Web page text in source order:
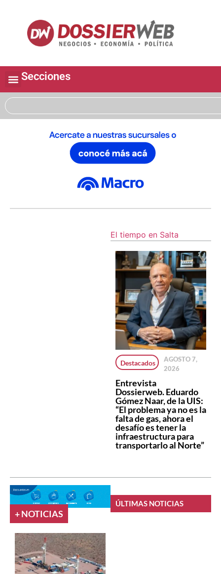
Secciones
Cayeron en Salta
los
patentamientos
de vehículos 0km.
durante el mes de
julio
El tiempo en Salta
Destacados
AGOSTO 7,
2026
Entrevista
Dossierweb. Eduardo
Gómez Naar, de la UIS:
“El problema ya no es la
falta de gas, ahora el
desafío es tener la
infraestructura para
transportarlo al Norte”
+ NOTICIAS
ÚLTIMAS NOTICIAS